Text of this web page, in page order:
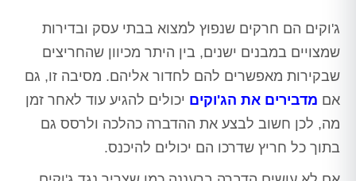
ג'וקים הם חרקים שנפוץ למצוא בבתי עסק ובדירות
שמצויים במבנים ישנים, בין היתר מכיוון שהחריצים
שבקירות מאפשרים להם לחדור אליהם. מסיבה זו, גם
אם מדבירים את הג'וקים יכולים להגיע עוד לאחר זמן
מה, לכן חשוב לבצע את ההדברה כהלכה ולרסס גם
בתוך כל חריץ שדרכו הם יכולים להיכנס.